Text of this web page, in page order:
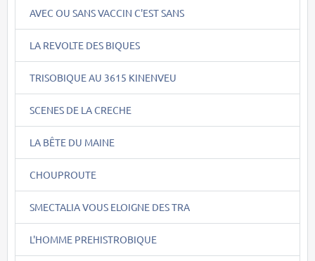
AVEC OU SANS VACCIN C'EST SANS
LA REVOLTE DES BIQUES
TRISOBIQUE AU 3615 KINENVEU
SCENES DE LA CRECHE
LA BÊTE DU MAINE
CHOUPROUTE
SMECTALIA VOUS ELOIGNE DES TRA
L'HOMME PREHISTROBIQUE